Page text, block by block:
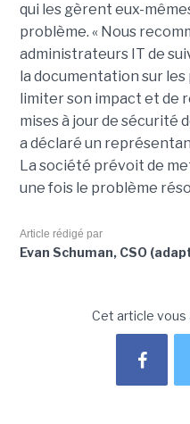
qui les gèrent eux-
problème. « Nous
administrateurs IT de
la documentation sur
limiter son impact et de
mises à jour de sécurité
a déclaré un
La société prévoit de
une fois le problème
Article rédigé par
Evan Schuman, CSO
Cet article vous